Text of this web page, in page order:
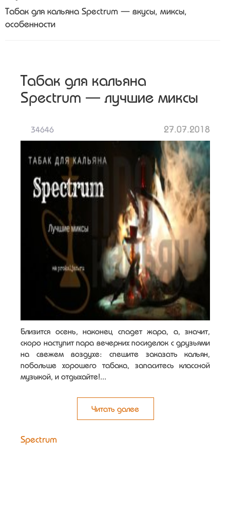
Табак для кальяна Spectrum — вкусы, миксы,
особенности
Табак для кальяна
Spectrum — лучшие миксы
27.07.2018
34646
Близится осень, наконец спадет жара, а, значит,
скоро наступит пара вечерних посиделок с друзьями
на свежем воздухе: спешите заказать кальян,
побольше хорошего табака, запаситесь классной
музыкой, и отдыхайте!...
Читать далее
Spectrum